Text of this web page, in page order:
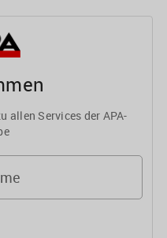
allen Services der APA-